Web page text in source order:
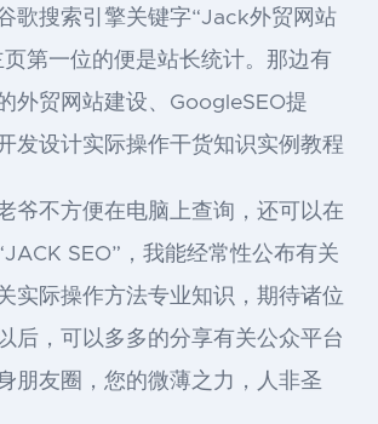
歌搜索引擎关键字“Jack外贸网站
页第一位的便是站长统计。那边有
外贸网站建设、GoogleSEO提
发设计实际操作干货知识实例教程
爷不方便在电脑上查询，还可以在
SEO”，我能经常性公布有关
实际操作方法专业知识，期待诸位
后，可以多多的分享有关公众平台
朋友圈，您的微薄之力，人非圣